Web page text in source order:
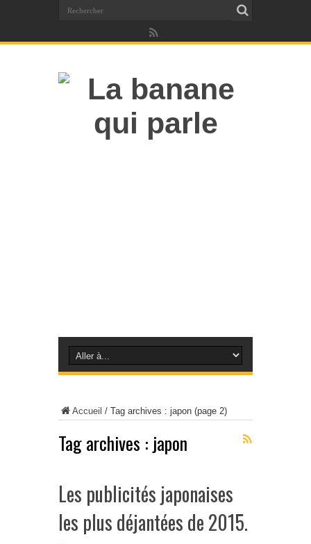
Accueil / Tag archives : japon (page 2)
Tag archives : japon
Les publicités japonaises
les plus déjantées de 2015.